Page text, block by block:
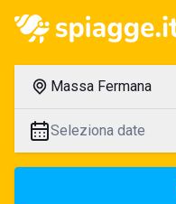
Massa Fermana
Seleziona date